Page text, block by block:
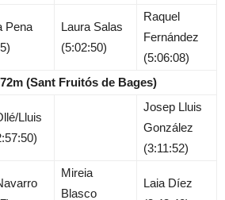
Pena
Laura Salas
(5:02:50)
Raquel
Fernández
(5:06:08)
(Sant Fruitós de Bages)
Lluis
Josep Lluis
González
(3:11:52)
Mireia
Blasco
Laia Díez